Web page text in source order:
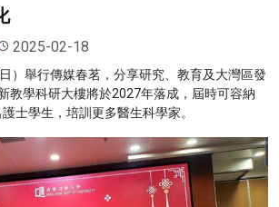
2025-02-18
）舉行傳媒春茗，分享研究、教育及大灣區發
教學科研大樓將於2027年落成，屆時可容納
士學生，培訓更多醫生科學家。